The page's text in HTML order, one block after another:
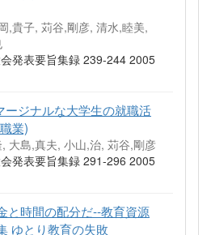
,貴子, 苅谷,剛彦, 清水,睦美,
発表要旨集録 239-244 2005
ージナルな大学生の就職活
業)
大島,真夫, 小山,治, 苅谷,剛彦
発表要旨集録 291-296 2005
と時間の配分だ--教育資源
ゆとり教育の失敗